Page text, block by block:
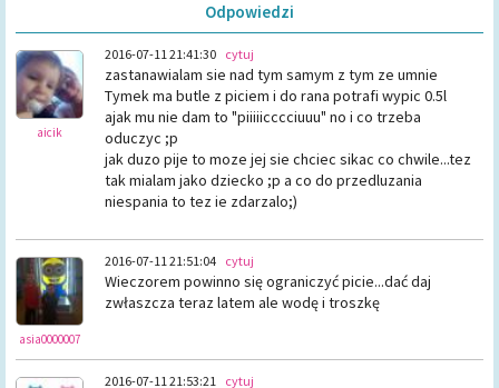
Odpowiedzi
aicik
2016-07-11 21:41:30 cytuj
zastanawialam sie nad tym samym z tym ze umnie
Tymek ma butle z piciem i do rana potrafi wypic 0.5l
ajak mu nie dam to "piiiiicccciuuu" no i co trzeba
oduczyc ;p
jak duzo pije to moze jej sie chciec sikac co chwile...tez
tak mialam jako dziecko ;p a co do przedluzania
niespania to tez ie zdarzalo;)
asia0000007
2016-07-11 21:51:04 cytuj
Wieczorem powinno się ograniczyć picie...dać daj
zwłaszcza teraz latem ale wodę i troszkę
2016-07-11 21:53:21 cytuj